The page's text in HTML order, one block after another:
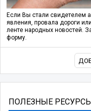
Если Вы стали свидетелем
явления, провала дороги
ленте народных новостей.
форму.
ПОЛЕЗНЫЕ РЕСУРСЫ